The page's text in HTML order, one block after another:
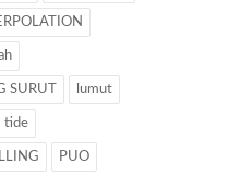
SURUT lumut
tide
PUO